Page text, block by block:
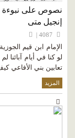
نصوص على نبوءة
إنجيل متى
الإمام ابن قيم
لو كنا في أيام آبائنا
تعابين بني الأفاعي
المزيد